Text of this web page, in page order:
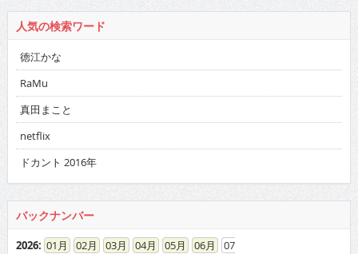
人気の検索ワード
徳江かな
RaMu
真田まこと
netflix
ドカント 2016年
バックナンバー
2026: 01 02 03 04 05 06
07